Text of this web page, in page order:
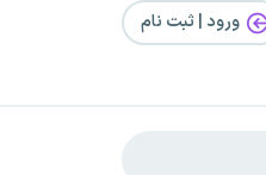
ورود | ثبت‌ نام